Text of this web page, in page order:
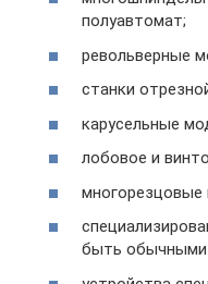
полуавтомат;
револьверные
станки
карусельные
лобовое и
многорезцовые
быть обычными